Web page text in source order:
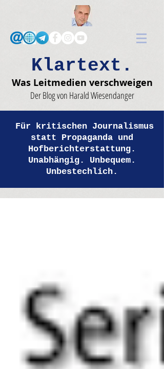
Klartext.
Was Leitmedien verschweigen
Der Blog von Harald Wiesendanger
Für kritischen Journalismus
statt Propaganda und
Hofberichterstattung.
Unabhängig. Unbequem.
Unbestechlich.